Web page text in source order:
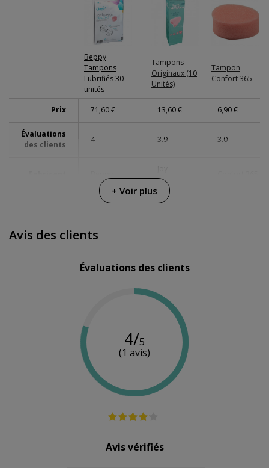
Beppy
Tampons
Lubrifiés 30
unités
Tampons
Originaux (10
Unités)
Tampon
Confort 365
Prix 71,60 € 13,60 € 6,90 €
Évaluations
des clients
4 3.9 3.0
Division
Rose -
Résistance
à l'eau
100%
+ Voir plus
Avis des clients
Évaluations des clients
4/5
(1 avis)
Avis vérifiés